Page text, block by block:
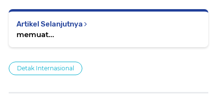
Artikel Selanjutnya
memuat...
Detak Internasional